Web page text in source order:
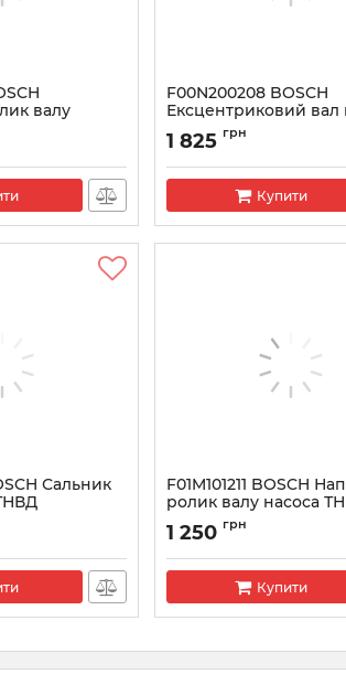
валу
F00N200208 BOSCH
Ексцентриковий вал
ТНВД Renault Trafic
Артикул:
1 825 грн
Купити
Сальник
F01M101211 BOSCH
ролик валу насоса
Артикул: F01M101211
1 250 грн
Купити